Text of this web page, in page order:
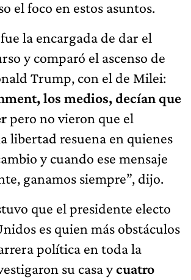
el foco en estos asuntos.
la encargada de dar el
y comparó el ascenso de
Trump, con el de Milei:
los medios, decían que
pero no vieron que el
libertad resuena en quienes
y cuando ese mensaje
ganamos siempre”, dijo.
que el presidente electo
es quien más obstáculos
política en toda la
su casa ycuatro